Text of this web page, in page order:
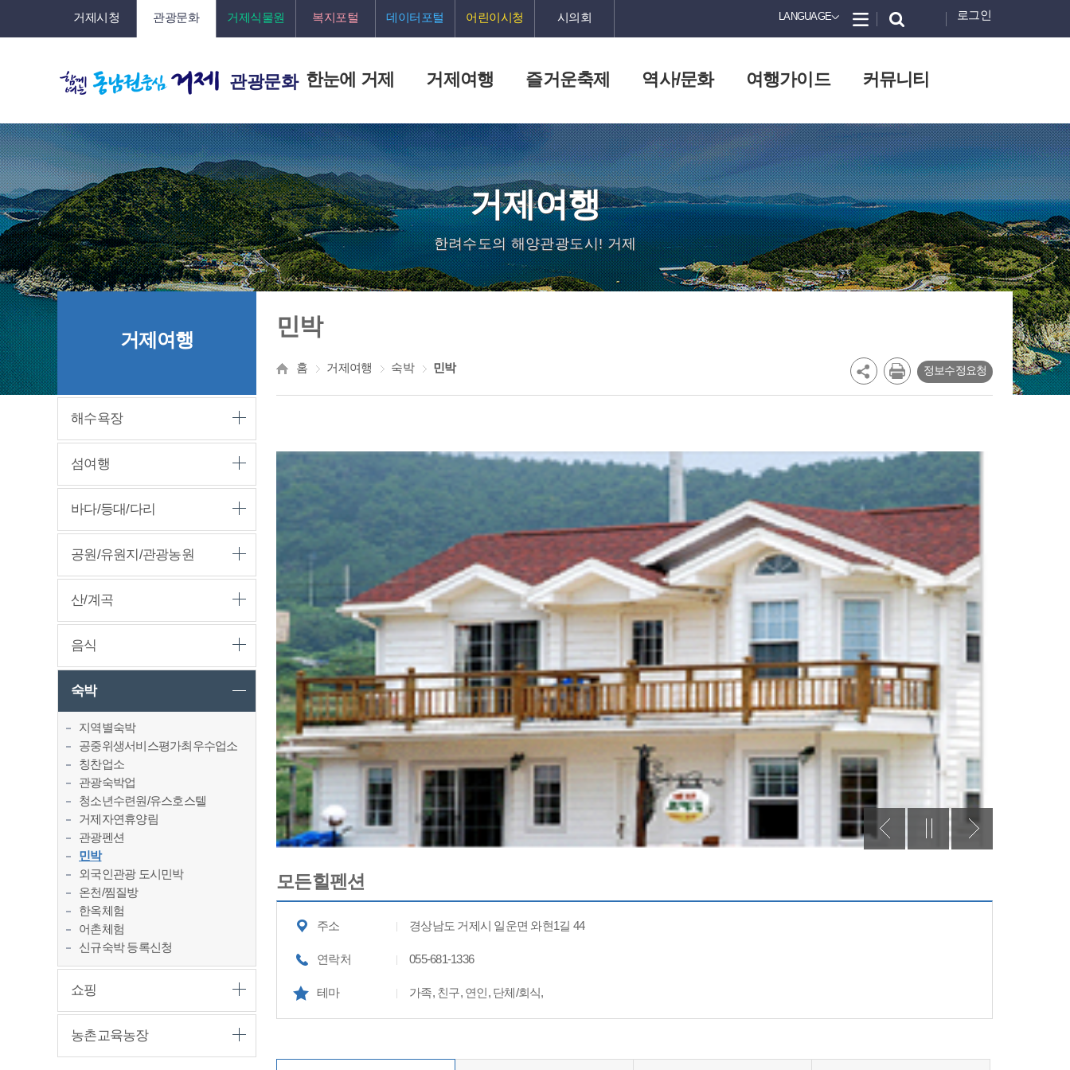
거제시청 관광문화 거제식물원 복지포털 데이터포털 어린이시청 시의회 LANGUAGE 로그인
관광문화 한눈에 거제 거제여행 즐거운축제 역사/문화 여행가이드 커뮤니티
거제여행
한려수도의 해양관광도시! 거제
거제여행
해수욕장
섬여행
바다/등대/다리
공원/유원지/관광농원
산/계곡
음식
숙박
지역별숙박
공중위생서비스평가최우수업소
칭찬업소
관광숙박업
청소년수련원/유스호스텔
거제자연휴양림
관광펜션
민박
외국인관광 도시민박
온천/찜질방
한옥체험
어촌체험
신규숙박 등록신청
쇼핑
농촌교육농장
민박
홈 거제여행 숙박 민박 정보수정요청
모든힐펜션
주소 경상남도 거제시 일운면 와현1길 44
연락처 055-681-1336
테마 가족, 친구, 연인, 단체/회식,